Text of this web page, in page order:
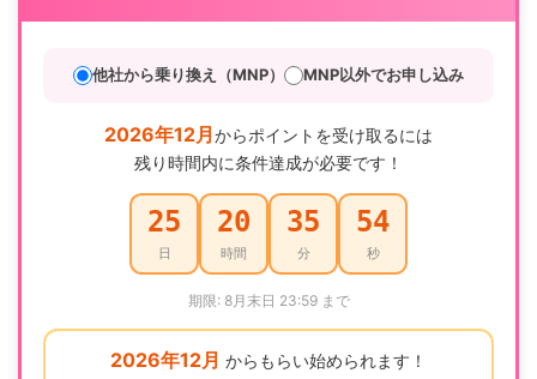
他社から乗り換え（MNP） MNP以外でお申し込み
2026年12月 からポイントを受け取るには
残り時間内に条件達成が必要です！
25
日
20
時間
35
分
53
秒
期限: 8月末日 23:59 まで
2026年12月 からもらい始められます！